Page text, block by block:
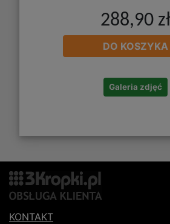
288,90 zł
DO KOSZYKA
Galeria zdjęć
KONTAKT